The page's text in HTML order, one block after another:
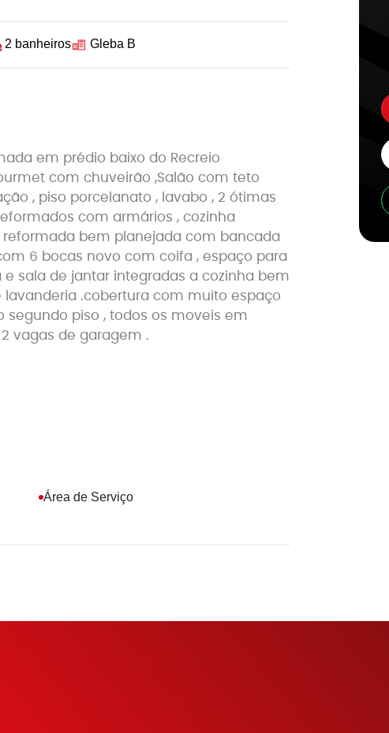
2 banheiros Gleba B
em prédio baixo do Recreio
com chuveirão ,Salão com teto
, piso porcelanato , lavabo , 2 ótimas
com armários , cozinha
bem planejada com bancada
6 bocas novo com coifa , espaço para
sala de jantar integradas a cozinha bem
lavanderia .cobertura com muito espaço
piso , todos os moveis em
vagas de garagem .
Área de Serviço